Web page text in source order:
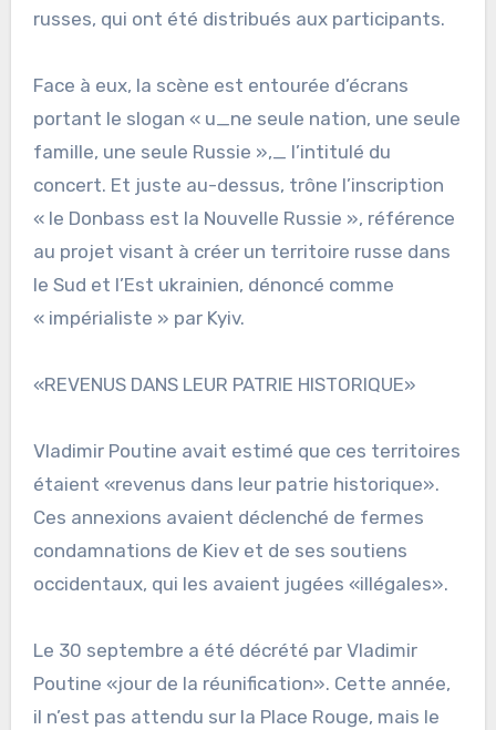
russes, qui ont été distribués aux participants.
Face à eux, la scène est entourée d’écrans
portant le slogan « u_ne seule nation, une seule
famille, une seule Russie »,_ l’intitulé du
concert. Et juste au-dessus, trône l’inscription
« le Donbass est la Nouvelle Russie », référence
au projet visant à créer un territoire russe dans
le Sud et l’Est ukrainien, dénoncé comme
« impérialiste » par Kyiv.
«REVENUS DANS LEUR PATRIE HISTORIQUE»
Vladimir Poutine avait estimé que ces territoires
étaient «revenus dans leur patrie historique».
Ces annexions avaient déclenché de fermes
condamnations de Kiev et de ses soutiens
occidentaux, qui les avaient jugées «illégales».
Le 30 septembre a été décrété par Vladimir
Poutine «jour de la réunification». Cette année,
il n’est pas attendu sur la Place Rouge, mais le